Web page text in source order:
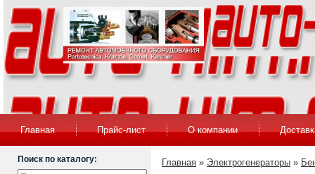
Главная Прайс-лист О компании
Поиск по каталогу: Главная » Электрогенераторы »